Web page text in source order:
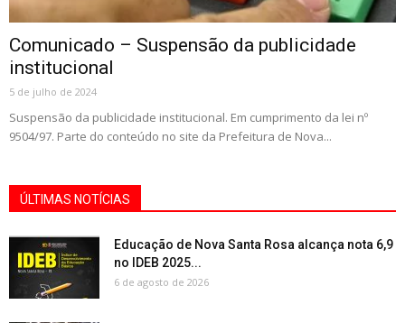
Comunicado – Suspensão da publicidade
institucional
5 de julho de 2024
Suspensão da publicidade institucional. Em cumprimento da lei nº
9504/97. Parte do conteúdo no site da Prefeitura de Nova...
ÚLTIMAS NOTÍCIAS
Educação de Nova Santa Rosa alcança nota 6,9
no IDEB 2025...
6 de agosto de 2026